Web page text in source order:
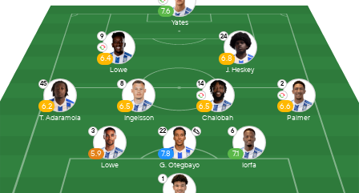
1
3
5.9
Lowe
22
7.8
G. Otegbayo
6
7.1
Iorfa
45
6.2
T. Adaramola
8
6.5
Ingelsson
14
6.5
Chalobah
2
6.6
Palmer
9
6.4
Lowe
24
6.8
J. Heskey
7.6
Yates